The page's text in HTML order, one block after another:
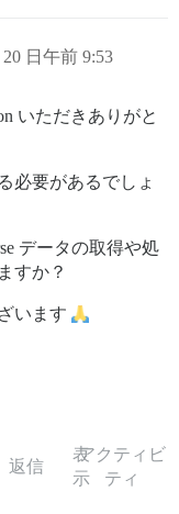
日午前 9:53
いただきありがと
必要があるでしょ
データの取得や処
すか？
います
返信
表
示
アクティビ
ティ